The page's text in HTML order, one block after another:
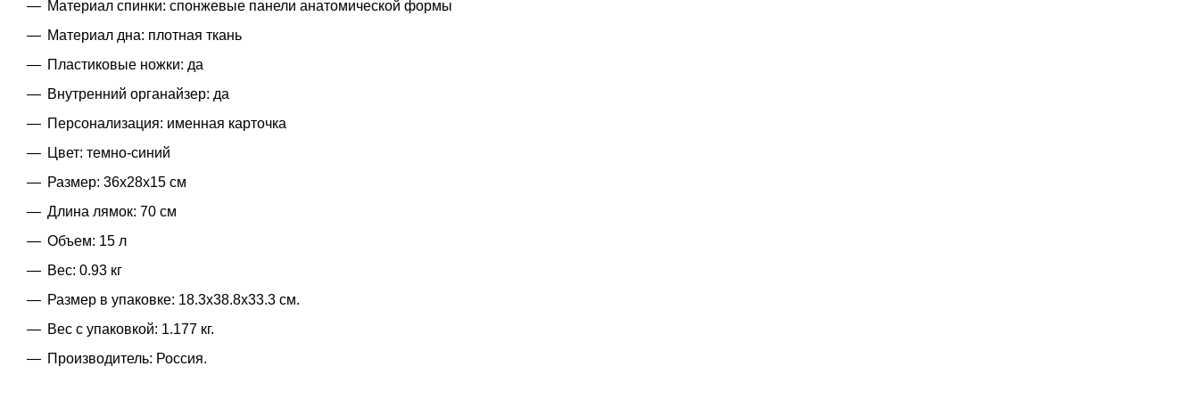
Материал спинки: спонжевые панели анатомической формы
Материал дна: плотная ткань
Пластиковые ножки: да
Внутренний органайзер: да
Персонализация: именная карточка
Цвет: темно-синий
Размер: 36х28х15 см
Длина лямок: 70 см
Объем: 15 л
Вес: 0.93 кг
Размер в упаковке: 18.3x38.8x33.3 см.
Вес с упаковкой: 1.177 кг.
Производитель: Россия.